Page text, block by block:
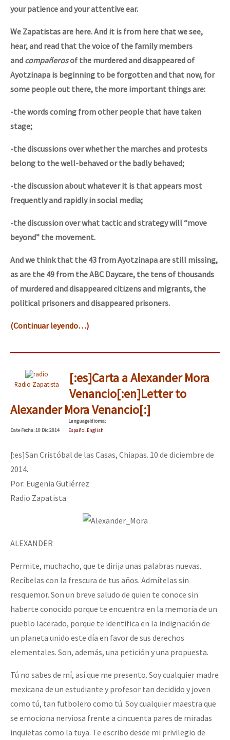
your patience and your attentive ear.
We Zapatistas are here. And it is from here that we see,
hear, and read that the voice of the family members
and compañerosof the murdered and disappeared of
Ayotzinapa is beginning to be forgotten and that now, for
some people out there, the more important things are:
-the words coming from other people that have taken
stage;
-the discussions over whether the marches and protests
belong to the well-behaved or the badly behaved;
-the discussion about whatever it is that appears most
frequently and rapidly in social media;
-the discussion over what tactic and strategy will “move
beyond” the movement.
And we think that the 43 from Ayotzinapa are still missing,
as are the 49 from the ABC Daycare, the tens of thousands
of murdered and disappeared citizens and migrants, the
political prisoners and disappeared prisoners.
(Continuar leyendo…)
Radio Zapatista
[:es]Carta a Alexander Mora
Venancio[:en]Letter to
Alexander Mora Venancio[:]
DateFecha: 10 Dic 2014
LanguageIdioma:
Español English
[:es]San Cristóbal de las Casas, Chiapas. 10 de diciembre de
2014.
Por: Eugenia Gutiérrez
Radio Zapatista
ALEXANDER
Permite, muchacho, que te dirija unas palabras nuevas.
Recíbelas con la frescura de tus años. Admítelas sin
resquemor. Son un breve saludo de quien te conoce sin
haberte conocido porque te encuentra en la memoria de un
pueblo lacerado, porque te identifica en la indignación de
un planeta unido este día en favor de sus derechos
elementales. Son, además, una petición y una propuesta.
Tú no sabes de mí, así que me presento. Soy cualquier madre
mexicana de un estudiante y profesor tan decidido y joven
como tú, tan futbolero como tú. Soy cualquier maestra que
se emociona nerviosa frente a cincuenta pares de miradas
inquietas como la tuya. Te escribo desde mi privilegio de